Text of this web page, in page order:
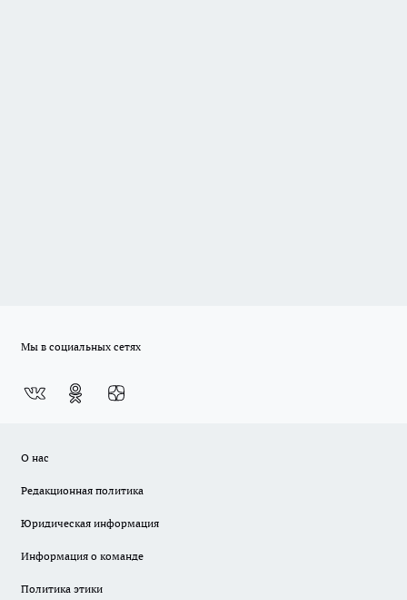
Мы в социальных сетях
О нас
Редакционная политика
Юридическая информация
Информация о команде
Политика этики